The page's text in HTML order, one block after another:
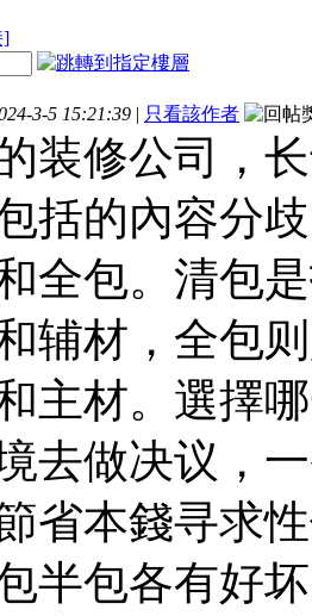
]
3-5 15:21:39 | 只看該作者
装修公司，
括的內容分
全包。清包
辅材，全包
主材。選擇
去做决议，
省本錢寻求
包半包各有好